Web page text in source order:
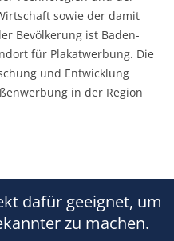
sowie der damit
Bevölkerung ist Baden-
für Plakatwerbung. Die
und Entwicklung
in der Region
dafür geeignet, um
zu machen.